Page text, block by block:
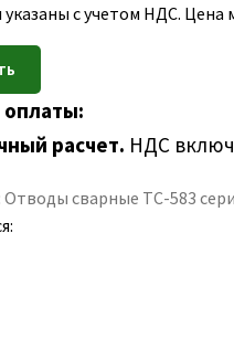
с учетом НДС. Цена
расчет. НДС
Отводы сварные ТС-583